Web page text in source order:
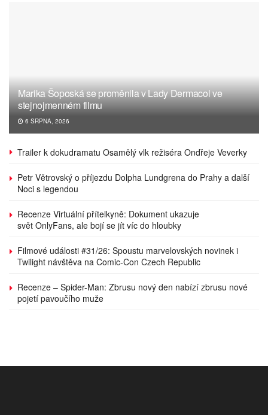
Marika Šoposká se proměnila v Lady Dermacol ve
stejnojmenném filmu
6 SRPNA, 2026
Trailer k dokudramatu Osamělý vlk režiséra Ondřeje Veverky
Petr Větrovský o příjezdu Dolpha Lundgrena do Prahy a další
Noci s legendou
Recenze Virtuální přítelkyně: Dokument ukazuje
svět OnlyFans, ale bojí se jít víc do hloubky
Filmové události #31/26: Spoustu marvelovských novinek i
Twilight návštěva na Comic-Con Czech Republic
Recenze – Spider-Man: Zbrusu nový den nabízí zbrusu nové
pojetí pavoučího muže